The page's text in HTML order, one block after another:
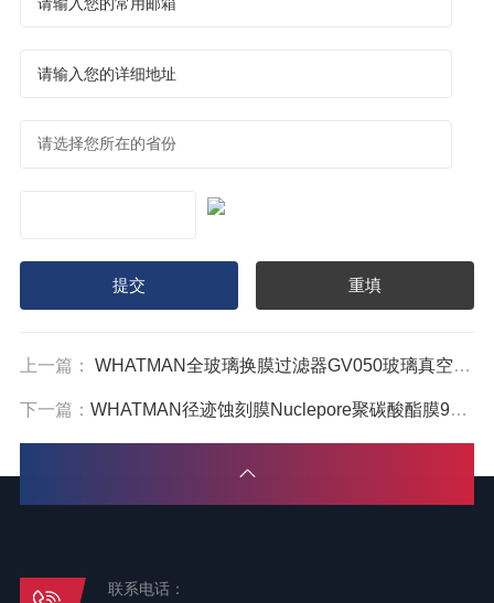
上一篇： WHATMAN全玻璃换膜过滤器GV050玻璃真空过滤装置10442000
下一篇： WHATMAN径迹蚀刻膜Nuclepore聚碳酸酯膜90mm直径0.1um孔径111705
联系电话：